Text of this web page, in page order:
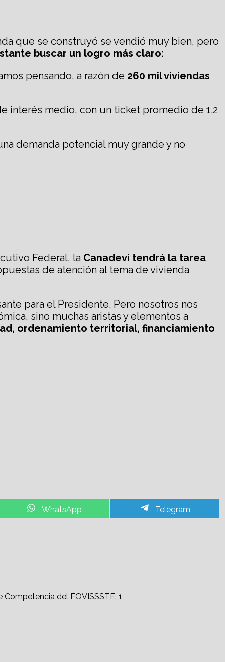
que se construyó se vendió muy bien, pero
buscar un logro más claro:
pensando, a razón de 260 mil viviendas
interés medio, con un ticket promedio de 1.2
demanda potencial muy grande y no
Federal, la Canadevi tendrá la tarea
de atención al tema de vivienda
para el Presidente. Pero nosotros nos
sino muchas aristas y elementos a
ordenamiento territorial, financiamiento
Share
on
WhatsApp
Share
on
Telegram
1